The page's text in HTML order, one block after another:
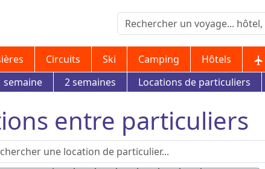
Circuits Ski Camping Hôtels
semaine 2 semaines Locations de particuliers
entre particuliers